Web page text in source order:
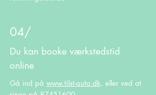
04/
Du kan booke værkstedstid
online
Gå ind på www.tilst-auto.dk, eller ved at